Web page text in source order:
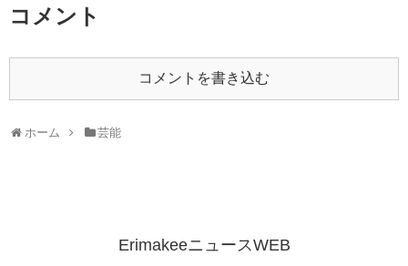
コメント
コメントを書き込む
ホーム 芸能
ErimakeeニュースWEB